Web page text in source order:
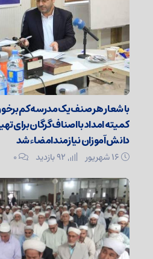
با شعار هر صنف یک مدرسه کم
کمیته امداد با اصناف گرگان برای
دانش آموزان نیازمندامضاء شد
۰